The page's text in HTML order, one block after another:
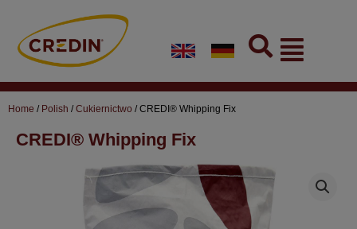
content
Flyout
Menu
Home / Polish /Cukiernictwo / CREDI® Whipping Fix
CREDI® Whipping Fix